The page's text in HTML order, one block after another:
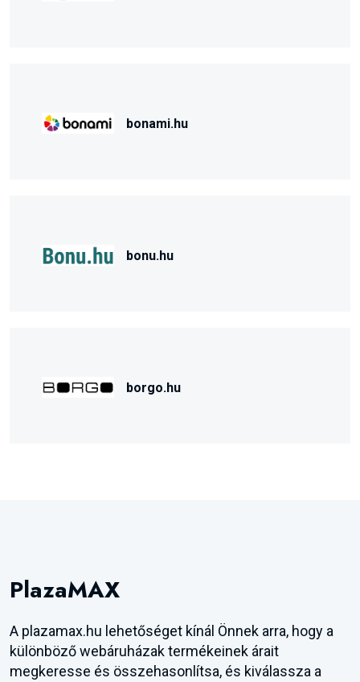
bonami.hu
bonu.hu
borgo.hu
PlazaMAX
A plazamax.hu lehetőséget kínál Önnek arra, hogy a
különböző webáruházak termékeinek árait
megkeresse és összehasonlítsa, és kiválassza a